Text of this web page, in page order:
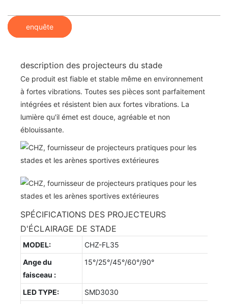
enquête
description des projecteurs du stade
Ce produit est fiable et stable même en environnement
à fortes vibrations. Toutes ses pièces sont parfaitement
intégrées et résistent bien aux fortes vibrations. La
lumière qu'il émet est douce, agréable et non
éblouissante.
SPÉCIFICATIONS DES PROJECTEURS
D'ÉCLAIRAGE DE STADE
MODEL:
CHZ-FL35
Ange du
faisceau :
15°/25°/45°/60°/90°
LED TYPE:
SMD3030